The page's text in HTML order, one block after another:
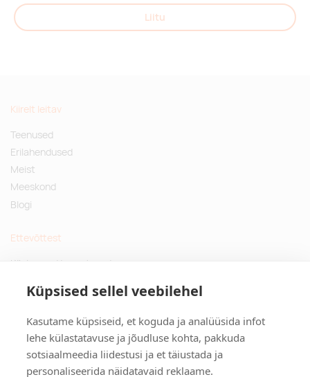
Küpsised sellel veebilehel
Kasutame küpsiseid, et koguda ja analüüsida infot
lehe külastatavuse ja jõudluse kohta, pakkuda
sotsiaalmeedia liidestusi ja et täiustada ja
personaliseerida näidatavaid reklaame.
Liitu
Kiirelt leitav
Teenused
Erilahendused
Meist
Meeskond
Blogi
Ettevõttest
Küsimused ja vastused
Privaatsuspoliitika
Kontakt
Tulika põik 3, Tallinn
info@kinkston.ee